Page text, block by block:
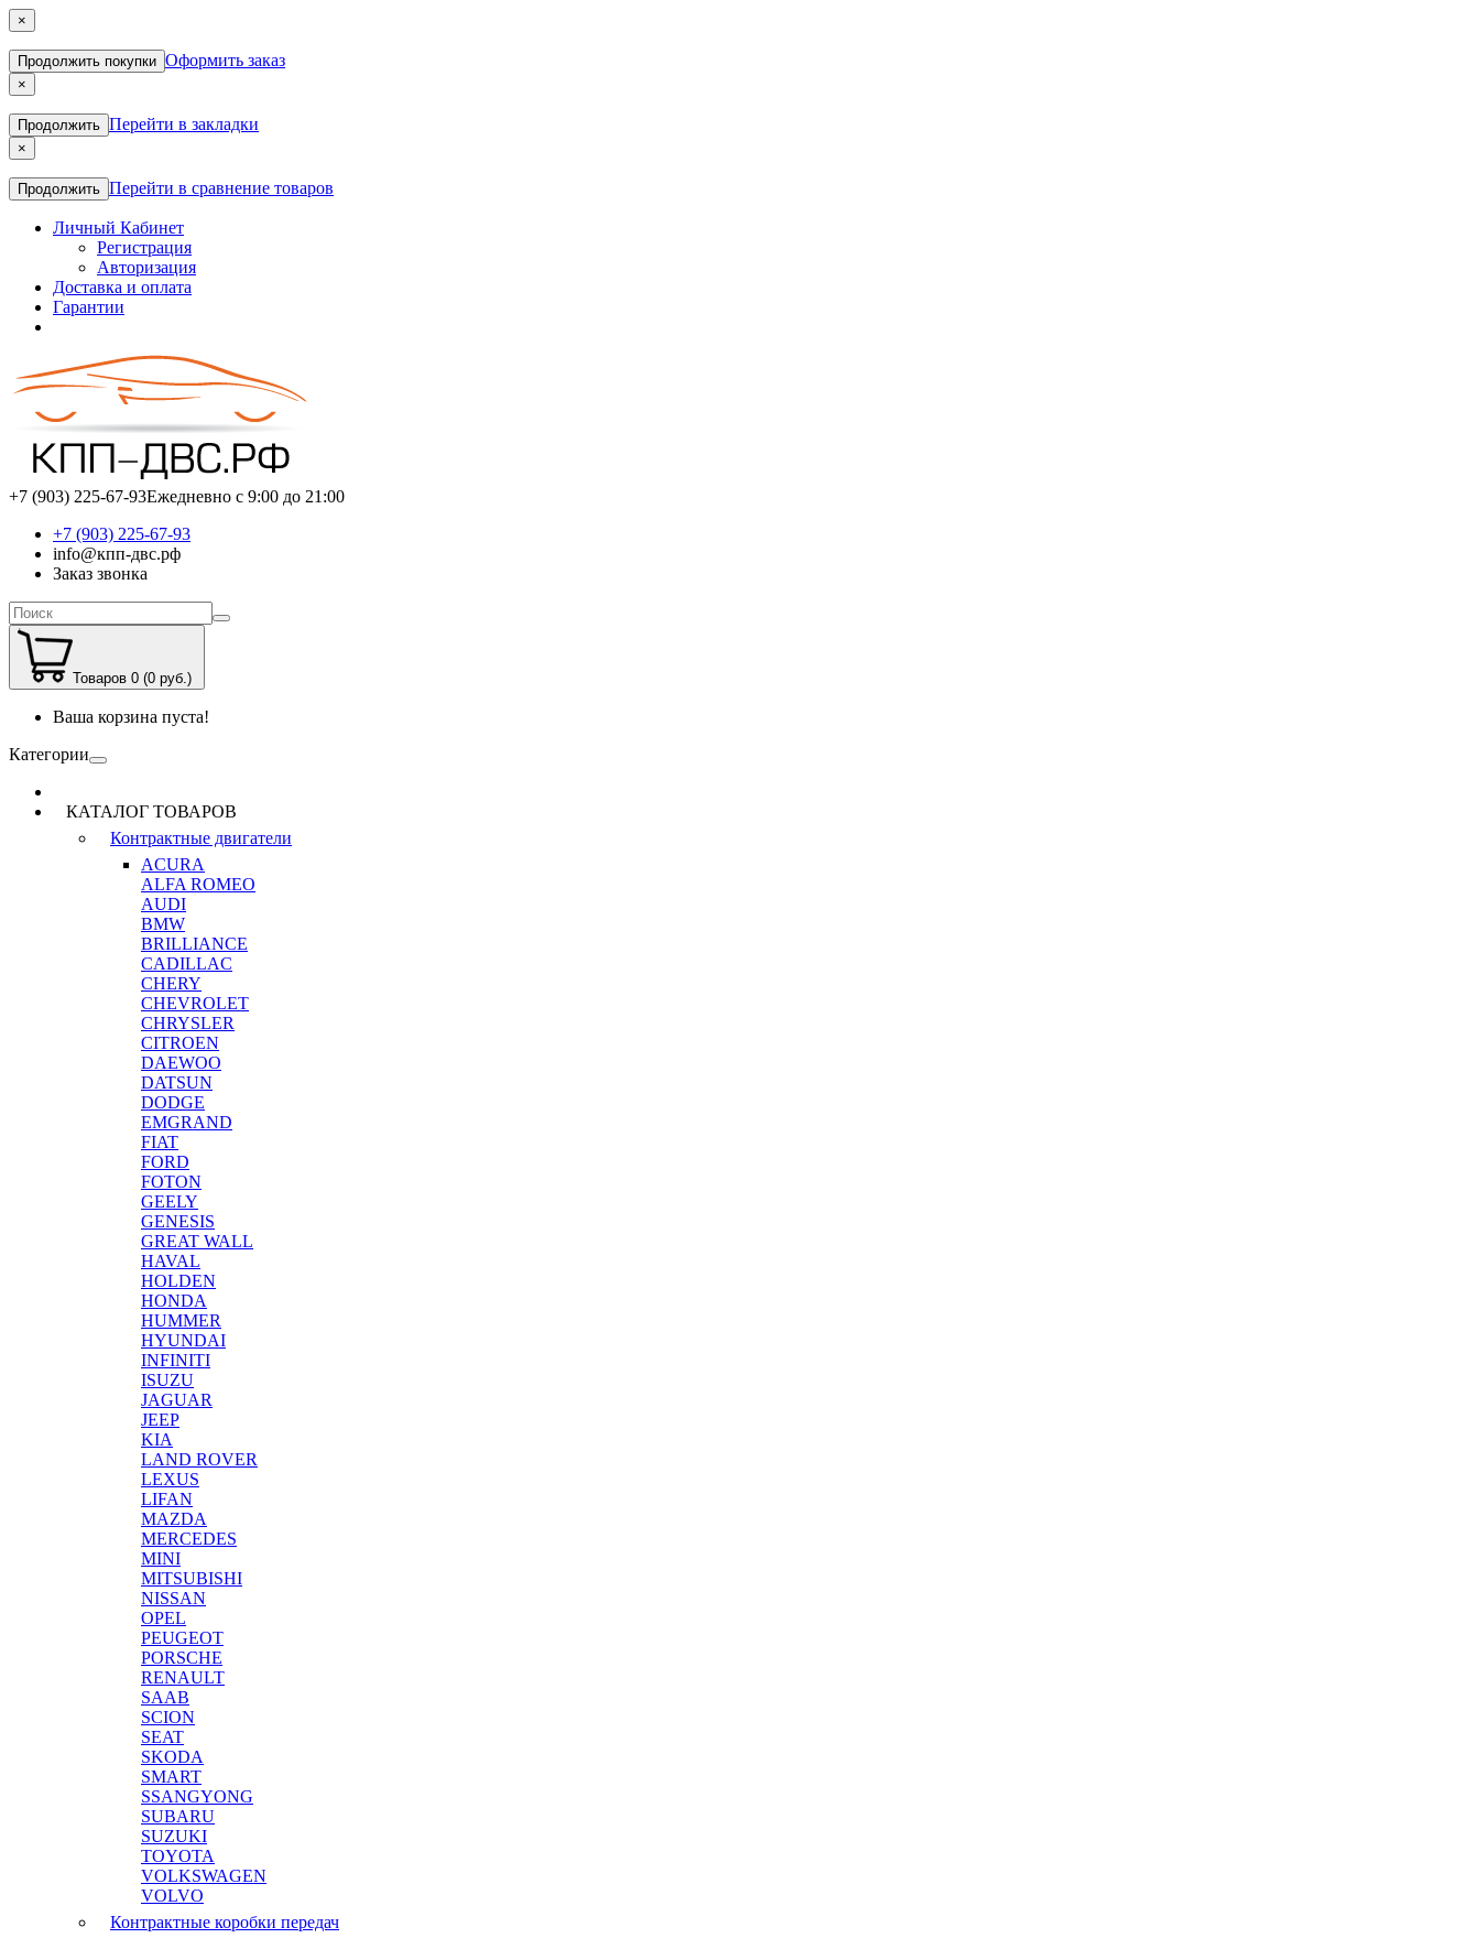
×
Продолжить покупки Оформить заказ
×
Продолжить Перейти в закладки
×
Продолжить Перейти в сравнение товаров
Личный Кабинет
Регистрация
Авторизация
Доставка и оплата
Гарантии
+7 (903) 225-67-93Ежедневно с 9:00 до 21:00
+7 (903) 225-67-93
info@кпп-двс.рф
Заказ звонка
Товаров 0 (0 руб.)
Ваша корзина пуста!
Категории
КАТАЛОГ ТОВАРОВ
Контрактные двигатели
ACURA
ALFA ROMEO
AUDI
BMW
BRILLIANCE
CADILLAC
CHERY
CHEVROLET
CHRYSLER
CITROEN
DAEWOO
DATSUN
DODGE
EMGRAND
FIAT
FORD
FOTON
GEELY
GENESIS
GREAT WALL
HAVAL
HOLDEN
HONDA
HUMMER
HYUNDAI
INFINITI
ISUZU
JAGUAR
JEEP
KIA
LAND ROVER
LEXUS
LIFAN
MAZDA
MERCEDES
MINI
MITSUBISHI
NISSAN
OPEL
PEUGEOT
PORSCHE
RENAULT
SAAB
SCION
SEAT
SKODA
SMART
SSANGYONG
SUBARU
SUZUKI
TOYOTA
VOLKSWAGEN
VOLVO
Контрактные коробки передач